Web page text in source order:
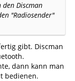
Discman
"Radiosender"
gibt. Discman
dann kann man
bedienen.